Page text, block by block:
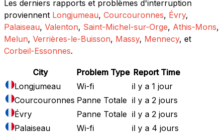
Les derniers rapports et problèmes d'interruption
proviennent Longjumeau, Courcouronnes, Évry,
Palaiseau, Valenton, Saint-Michel-sur-Orge, Athis-Mons,
Melun, Verrières-le-Buisson, Massy, Mennecy, et
Corbeil-Essonnes.
City Problem Type Report Time
Longjumeau
Wi-fi
il y a 1 jour
Courcouronnes Panne Totale il y a 2 jours
Évry
Panne Totale il y a 2 jours
Palaiseau
Wi-fi
il y a 4 jours